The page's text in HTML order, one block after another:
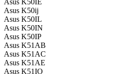
Asus K50IE
Asus K50ij
Asus K50IL
Asus K50IN
Asus K50IP
Asus K51AB
Asus K51AC
Asus K51AE
Asus K51IO